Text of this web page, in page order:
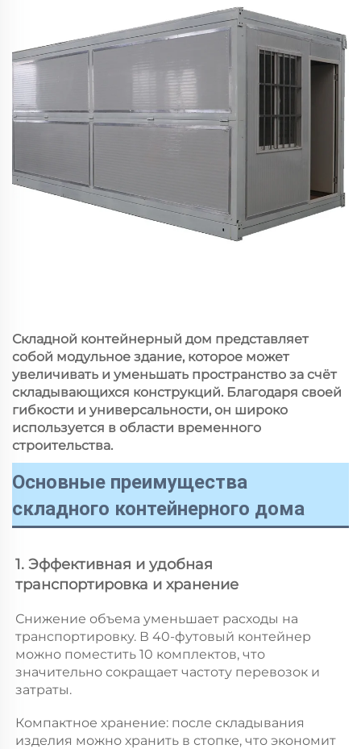
Складной контейнерный дом представляет
собой модульное здание, которое может
увеличивать и уменьшать пространство за счёт
складывающихся конструкций. Благодаря своей
гибкости и универсальности, он широко
используется в области временного
строительства.
Основные преимущества
складного контейнерного дома
1. Эффективная и удобная
транспортировка и хранение
Снижение объема уменьшает расходы на
транспортировку. В 40-футовый контейнер
можно поместить 10 комплектов, что
значительно сокращает частоту перевозок и
затраты.
Компактное хранение: после складывания
изделия можно хранить в стопке, что экономит